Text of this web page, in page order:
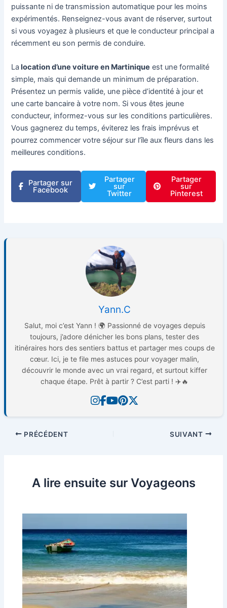
puissante ni de transmission automatique pour les moins
expérimentés. Renseignez-vous avant de réserver, surtout
si vous voyagez à plusieurs et que le conducteur principal a
récemment eu son permis de conduire.
La location d’une voiture en Martinique est une formalité
simple, mais qui demande un minimum de préparation.
Présentez un permis valide, une pièce d’identité à jour et
une carte bancaire à votre nom. Si vous êtes jeune
conducteur, informez-vous sur les conditions particulières.
Vous gagnerez du temps, éviterez les frais imprévus et
pourrez commencer votre séjour sur l’île aux fleurs dans les
meilleures conditions.
Partager sur
Facebook
Partager
sur
Twitter
Partager
sur
Pinterest
Yann.C
Salut, moi c’est Yann ! 🌍 Passionné de voyages depuis
toujours, j’adore dénicher les bons plans, tester des
itinéraires hors des sentiers battus et partager mes coups de
cœur. Ici, je te file mes astuces pour voyager malin,
découvrir le monde avec un vrai regard, et surtout kiffer
chaque étape. Prêt à partir ? C’est parti ! ✈️🔥
PRÉCÉDENT SUIVANT
A lire ensuite sur Voyageons